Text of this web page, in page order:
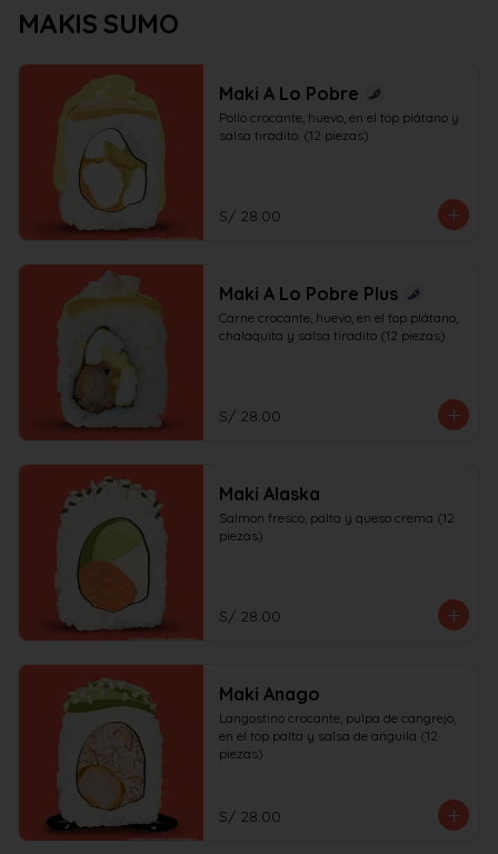
MAKIS SUMO
Maki A Lo Pobre
Pollo crocante, huevo, en el top plátano y
salsa tiradito. (12 piezas)
S/ 28.00
Maki A Lo Pobre Plus
Carne crocante, huevo, en el top plátano,
chalaquita y salsa tiradito (12 piezas)
S/ 28.00
Maki Alaska
Salmon fresco, palta y queso crema (12
piezas)
S/ 28.00
Maki Anago
Langostino crocante, pulpa de cangrejo,
en el top palta y salsa de anguila (12
piezas)
S/ 28.00